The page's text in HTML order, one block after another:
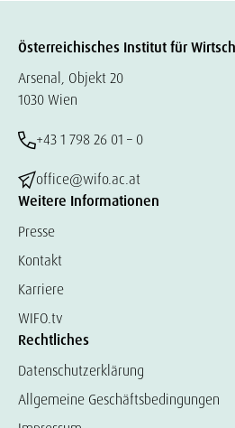
Österreichisches Institut für
Arsenal, Objekt 20
1030 Wien
+43 1 798 26 01 – 0
office@wifo.ac.at
Weitere Informationen
Presse
Kontakt
Karriere
WIFO.tv
Rechtliches
Datenschutzerklärung
Allgemeine Geschäftsbedingungen